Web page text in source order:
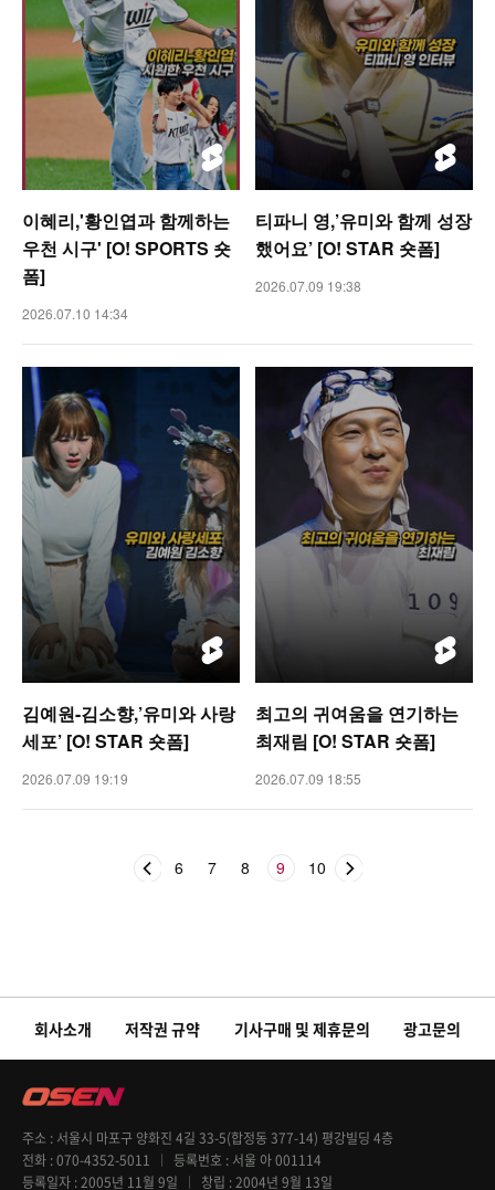
이혜리,'황인엽과 함께하는
우천 시구' [O! SPORTS 숏
폼]
2026.07.10 14:34
티파니 영,’유미와 함께 성장
했어요’ [O! STAR 숏폼]
2026.07.09 19:38
김예원-김소향,’유미와 사랑
세포’ [O! STAR 숏폼]
2026.07.09 19:19
최고의 귀여움을 연기하는
최재림 [O! STAR 숏폼]
2026.07.09 18:55
6 7 8 9 10
회사소개 저작권 규약 기사구매 및 제휴문의 광고문의
주소
서울시 마포구 양화진 4길 33-5(합정동 377-14) 평강빌딩 4층
전화 070-4352-5011 등록번호
서울 아 001114
등록일자 2005년 11월 9일 창립 2004년 9월 13일